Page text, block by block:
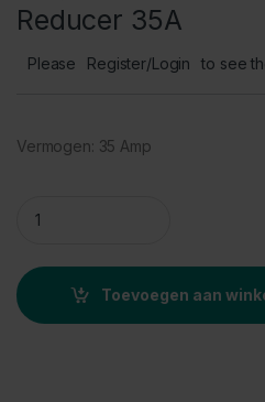
Reducer 35A
Please Register/Login to see
Vermogen: 35 Amp
Toevoegen aan